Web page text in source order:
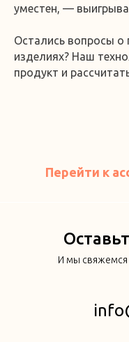
уместен, —
Остались вопросы о
изделиях? Наш
продукт и
Перейти к
И мы